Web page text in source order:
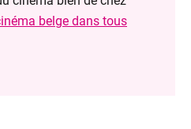
belge dans tous